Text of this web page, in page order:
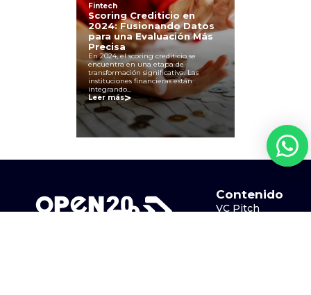
Fintech
Scoring Crediticio en
2024: Fusionando Datos
para una Evaluación Más
Precisa
En 2024, el scoring crediticio se
encuentra en una etapa de
transformación significativa. Las
instituciones financieras están
integrando...
Leer más>
Contenido
VC Pitch